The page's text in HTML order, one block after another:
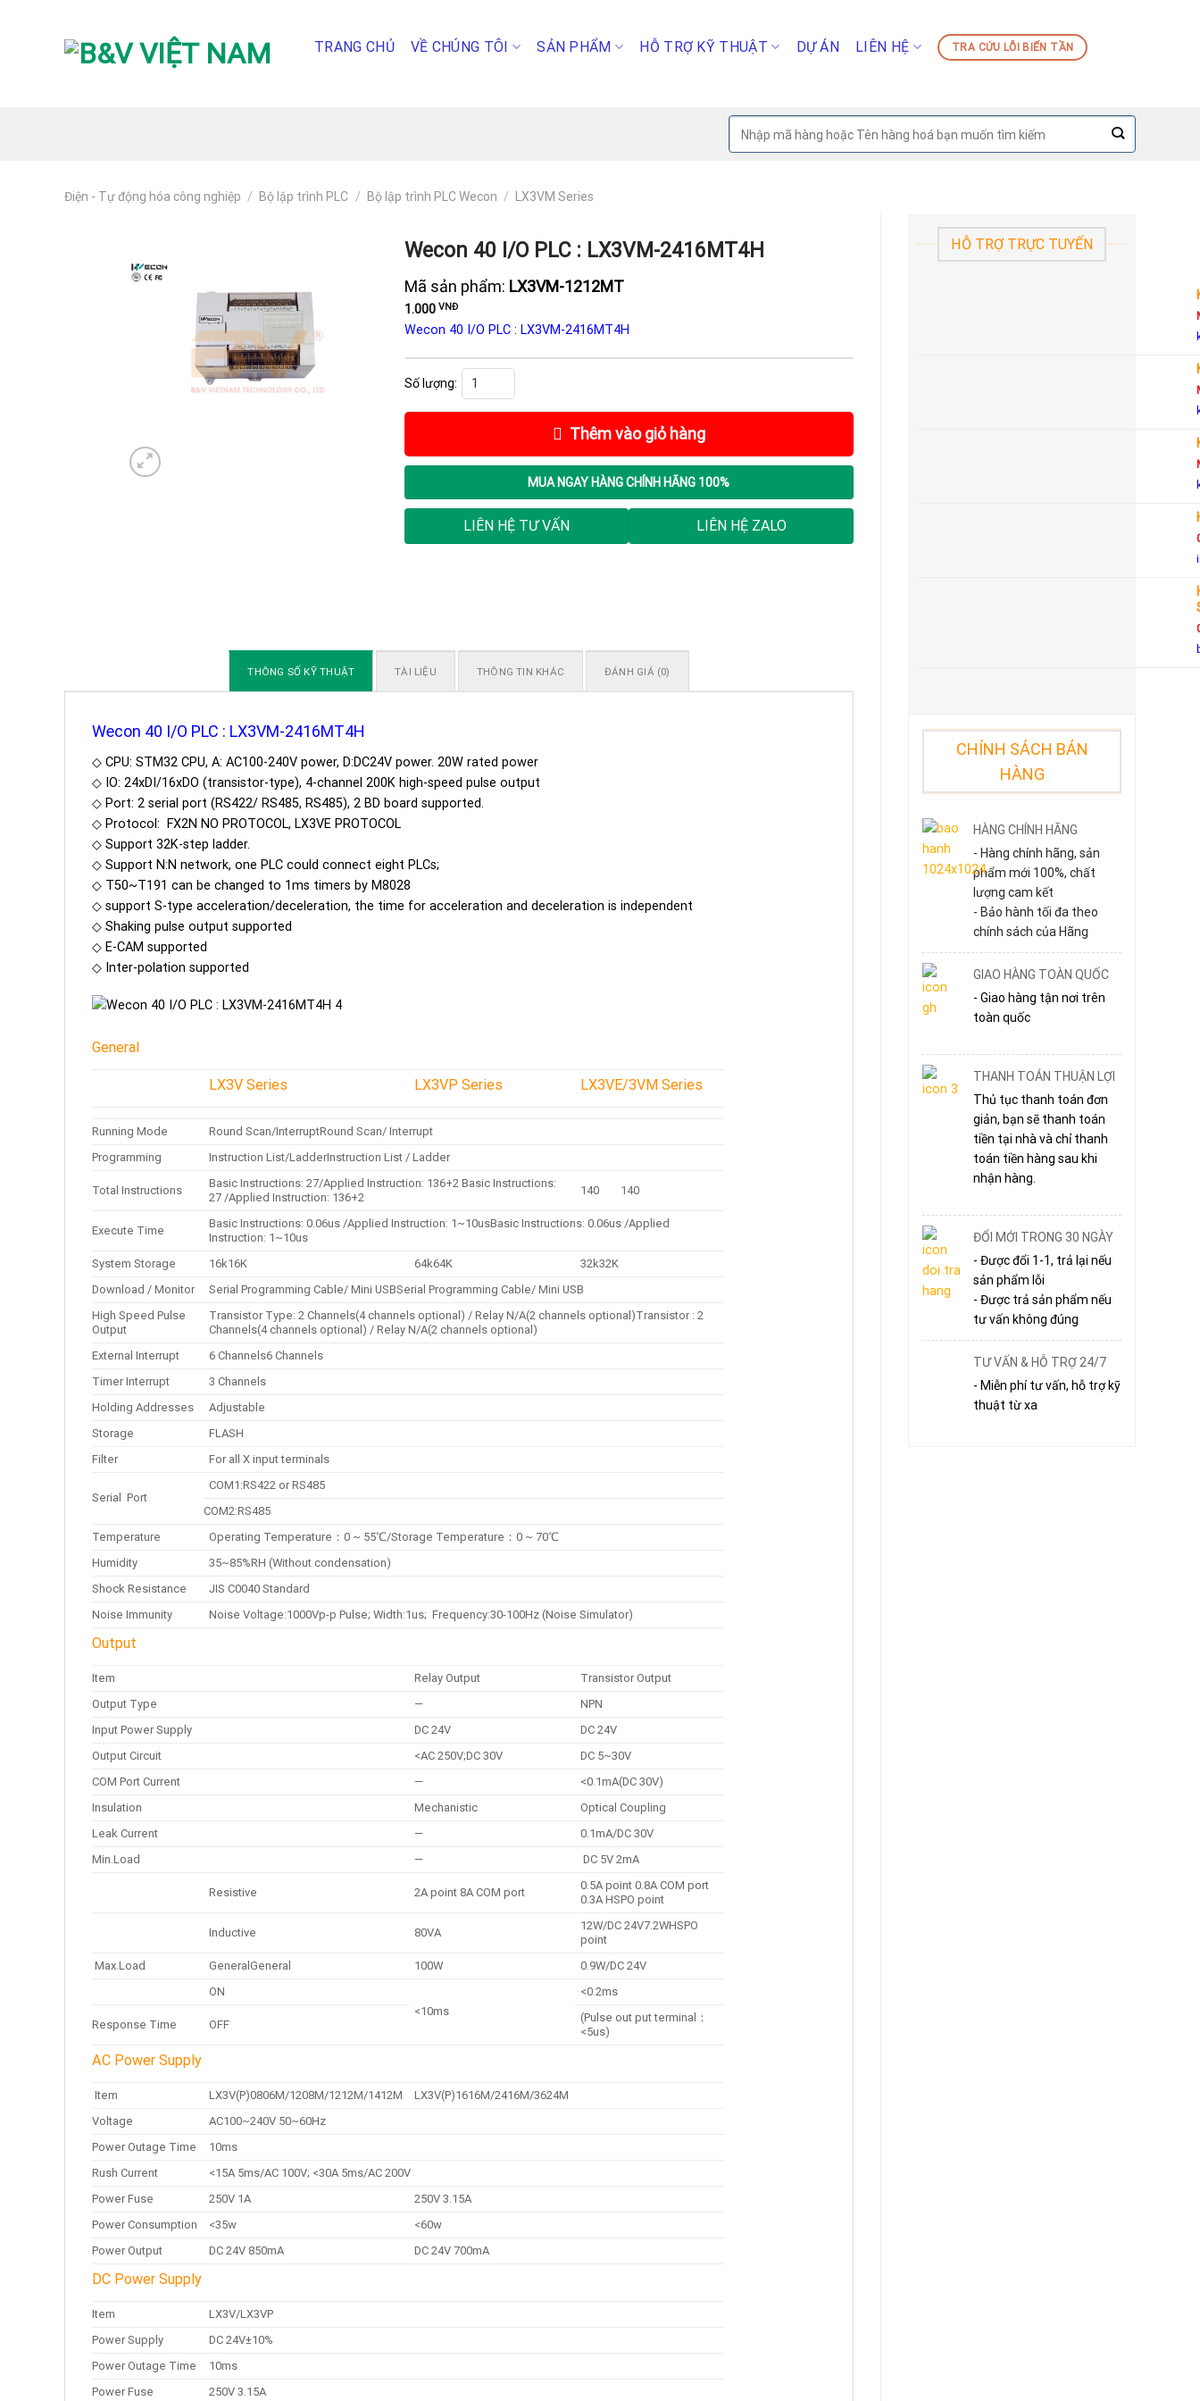
TRANG CHỦ VỀ CHÚNG TÔI SẢN PHẨM HỖ TRỢ KỸ THUẬT DỰ ÁN LIÊN HỆ TRA CỨU LỖI BIẾN TẦN
Tìm
kiếm:
Điện - Tự động hóa công nghiệp / Bộ lập trình PLC / Bộ lập trình PLC Wecon / LX3VM Series
HỖ TRỢ TRỰC TUYẾN
CHÍNH SÁCH BÁN
HÀNG
HÀNG CHÍNH HÃNG
- Hàng chính hãng, sản
phẩm mới 100%, chất
lượng cam kết
- Bảo hành tối đa theo
chính sách của Hãng
GIAO HÀNG TOÀN QUỐC
- Giao hàng tận nơi trên
toàn quốc
THANH TOÁN THUẬN LỢI
Thủ tục thanh toán đơn
giản, bạn sẽ thanh toán
tiền tại nhà và chỉ thanh
toán tiền hàng sau khi
nhận hàng.
ĐỔI MỚI TRONG 30 NGÀY
- Được đổi 1-1, trả lại nếu
sản phẩm lỗi
- Được trả sản phẩm nếu
tư vấn không đúng
TƯ VẤN & HỖ TRỢ 24/7
- Miễn phí tư vấn, hỗ trợ kỹ
thuật từ xa
Wecon 40 I/O PLC : LX3VM-2416MT4H
Mã sản phẩm: LX3VM-1212MT
1.000VNĐ
Wecon 40 I/O PLC : LX3VM-2416MT4H
Wecon 40 I/O PLC : LX3VM-2416MT4H số lượng
Thêm vào giỏ hàng
MUA NGAY HÀNG CHÍNH HÃNG 100%
LIÊN HỆ TƯ VẤN LIÊN HỆ ZALO
THÔNG SỐ KỸ THUẬT TÀI LIỆU THÔNG TIN KHÁC ĐÁNH GIÁ (0)
Wecon 40 I/O PLC : LX3VM-2416MT4H
◇ CPU: STM32 CPU, A: AC100-240V power, D:DC24V power. 20W rated power
◇ IO: 24xDI/16xDO (transistor-type), 4-channel 200K high-speed pulse output
◇ Port: 2 serial port (RS422/ RS485, RS485), 2 BD board supported.
◇ Protocol: FX2N NO PROTOCOL, LX3VE PROTOCOL
◇ Support 32K-step ladder.
◇ Support N:N network, one PLC could connect eight PLCs;
◇ T50~T191 can be changed to 1ms timers by M8028
◇ support S-type acceleration/deceleration, the time for acceleration and deceleration is independent
◇ Shaking pulse output supported
◇ E-CAM supported
◇ Inter-polation supported
General
LX3V Series LX3VP Series LX3VE/3VM Series
Running Mode
Round Scan/InterruptRound Scan/ Interrupt
Programming
Instruction List/LadderInstruction List / Ladder
Total Instructions
Basic Instructions: 27/Applied Instruction: 136+2 Basic Instructions:
27 /Applied Instruction: 136+2
140 140
Execute Time
Basic Instructions: 0.06us /Applied Instruction: 1~10usBasic Instructions: 0.06us /Applied
Instruction: 1~10us
System Storage
16k16K 64k64K
32k32K
Download / Monitor
Serial Programming Cable/ Mini USBSerial Programming Cable/ Mini USB
High Speed Pulse
Output
Transistor Type: 2 Channels(4 channels optional) / Relay N/A(2 channels optional)Transistor : 2
Channels(4 channels optional) / Relay N/A(2 channels optional)
External Interrupt
6 Channels6 Channels
Timer Interrupt
3 Channels
Holding Addresses
Adjustable
Storage
FLASH
Filter
For all X input terminals
Serial Port
COM1:RS422 or RS485
COM2:RS485
Temperature
Operating Temperature：0 ~ 55℃/Storage Temperature：0 ~ 70℃
Humidity
35~85%RH (Without condensation)
Shock Resistance
JIS C0040 Standard
Noise Immunity
Noise Voltage:1000Vp-p Pulse; Width:1us; Frequency:30-100Hz (Noise Simulator)
Output
Item Relay Output
Transistor Output
Output Type
—
NPN
Input Power Supply
DC 24V
DC 24V
Output Circuit
<AC 250V;DC 30V
DC 5~30V
COM Port Current
—
<0.1mA(DC 30V)
Insulation
Mechanistic
Optical Coupling
Leak Current
—
0.1mA/DC 30V
Min.Load
— DC 5V 2mA
Resistive 2A point 8A COM port
0.5A point 0.8A COM port
0.3A HSPO point
Inductive 80VA
12W/DC 24V7.2WHSPO
point
Max.Load
GeneralGeneral 100W
0.9W/DC 24V
ON
<10ms
<0.2ms
Response Time OFF
(Pulse out put terminal：
<5us)
AC Power Supply
Item LX3V(P)0806M/1208M/1212M/1412M
LX3V(P)1616M/2416M/3624M
Voltage
AC100~240V 50~60Hz
Power Outage Time
10ms
Rush Current
<15A 5ms/AC 100V; <30A 5ms/AC 200V
Power Fuse
250V 1A
250V 3.15A
Power Consumption
<35w
<60w
Power Output
DC 24V 850mA DC 24V 700mA
DC Power Supply
Item
LX3V/LX3VP
Power Supply
DC 24V±10%
Power Outage Time
10ms
Power Fuse
250V 3.15A